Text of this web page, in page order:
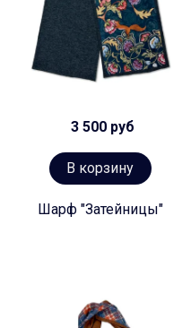
3 500 руб
В корзину
Шарф "Затейницы"